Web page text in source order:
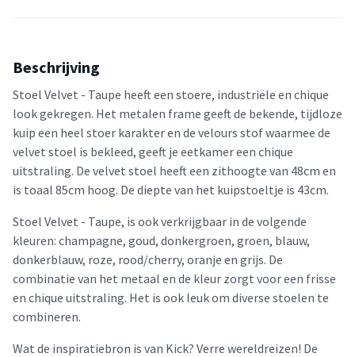
Beschrijving
Stoel Velvet - Taupe heeft een stoere, industriële en chique
look gekregen. Het metalen frame geeft de bekende, tijdloze
kuip een heel stoer karakter en de velours stof waarmee de
velvet stoel is bekleed, geeft je eetkamer een chique
uitstraling. De velvet stoel heeft een zithoogte van 48cm en
is toaal 85cm hoog. De diepte van het kuipstoeltje is 43cm.
Stoel Velvet - Taupe, is ook verkrijgbaar in de volgende
kleuren: champagne, goud, donkergroen, groen, blauw,
donkerblauw, roze, rood/cherry, oranje en grijs. De
combinatie van het metaal en de kleur zorgt voor een frisse
en chique uitstraling. Het is ook leuk om diverse stoelen te
combineren.
Wat de inspiratiebron is van Kick? Verre wereldreizen! De